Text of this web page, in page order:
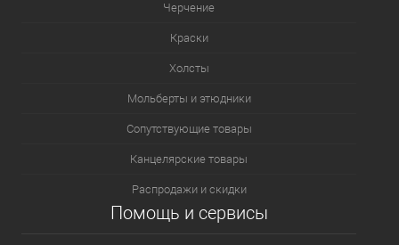
Черчение
Краски
Холсты
Мольберты и этюдники
Сопутствующие товары
Канцелярские товары
Распродажи и скидки
Помощь и сервисы